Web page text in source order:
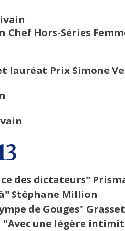
Hors-Séries
lauréat Prix Simone
des dictateurs"
Stéphane Million
de Gouges" Grasset
une légère